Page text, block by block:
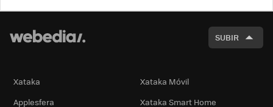
SUBIR
Xataka
Xataka Móvil
Applesfera
Xataka Smart Home